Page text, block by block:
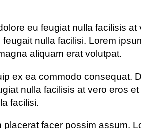
eu feugiat nulla facilisis at
nulla facilisi. Lorem
aliquam erat volutpat.
ex ea commodo consequat.
nulla facilisis at vero eros
facilisi.
facer possim assum.